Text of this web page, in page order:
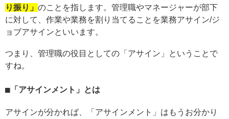
り振り」 のことを指します。管理職やマネージャーが部下
に対して、作業や業務を割り当てることを業務アサイン/ジ
ョブアサインといいます。
つまり、管理職の役目としての「アサイン」ということで
すね。
「アサインメント」とは
アサインが分かれば、「アサインメント」はもうお分かり